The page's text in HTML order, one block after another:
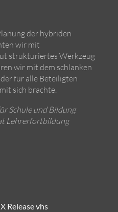
der hybriden
wir mit
strukturiertes Werkzeug
wir mit dem schlanken
für alle Beteiligten
sich brachte.
Schule und Bildung
Lehrerfortbildung
Release vhs